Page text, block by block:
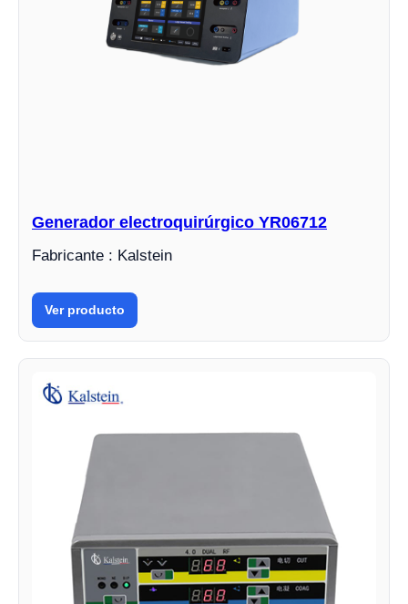
Generador electroquirúrgico YR06712
Fabricante : Kalstein
Ver producto